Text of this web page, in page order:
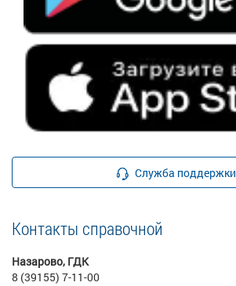
Служба поддержки
Контакты справочной
Назарово, ГДК
8 (39155) 7-11-00